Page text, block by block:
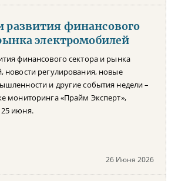
развития финансового
электромобилей
финансового сектора и рынка
новости регулирования, новые
и другие события недели –
мониторинга «Прайм Эксперт»,
июня.
26 Июня 2026